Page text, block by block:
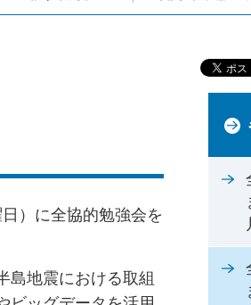
）に全協的勉強会を
島地震における取組